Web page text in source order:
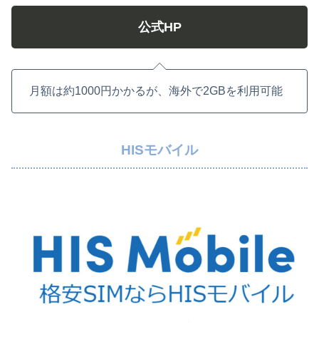
公式HP
月額は約1000円かかるが、海外で2GBを利用可能
HISモバイル